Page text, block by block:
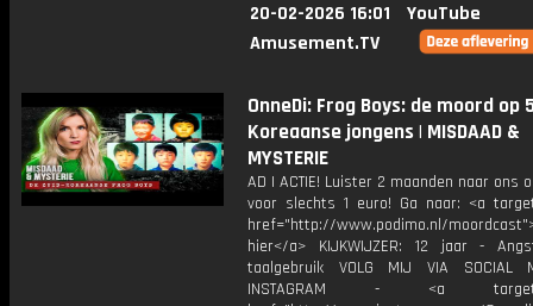
20-02-2026 16:01
YouTube
Amusement.TV
OnneDi: Frog Boys: de moord op
Koreaanse jongens | MISDAAD &
MYSTERIE
AD | ACTIE! Luister 2 maanden naar ons
voor slechts 1 euro! Ga naar: <a
href="http://www.podimo.nl/
hier</a> KIJKWIJZER: 12 jaar -
taalgebruik VOLG MIJ VIA SOCIAL
INSTAGRAM - <a